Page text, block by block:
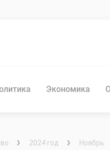
Экономика
2024 год Ноябрь